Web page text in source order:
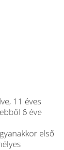
11 éves
6 éve
első